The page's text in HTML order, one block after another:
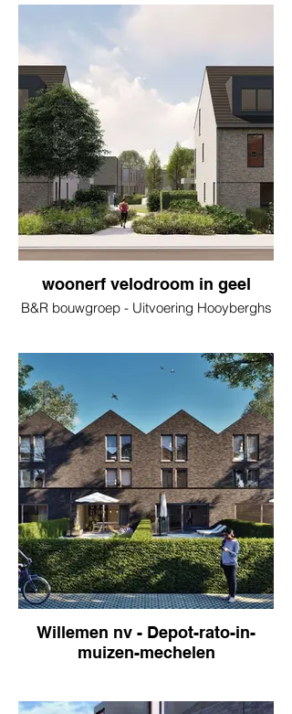
woonerf velodroom in geel
B&R bouwgroep - Uitvoering Hooyberghs
Willemen nv - Depot-rato-in-
muizen-mechelen